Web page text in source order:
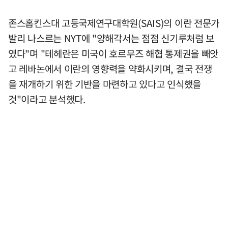
존스홉킨스대 고등국제연구대학원(SAIS)의 이란 전문가
발리 나스르는 NYT에 "양해각서는 점점 신기루처럼 보
였다"며 "테헤란은 미국이 호르무즈 해협 통제권을 빼앗
고 레바논에서 이란의 영향력을 약화시키며, 결국 전쟁
을 재개하기 위한 기반을 마련하고 있다고 인식했을
것"이라고 분석했다.